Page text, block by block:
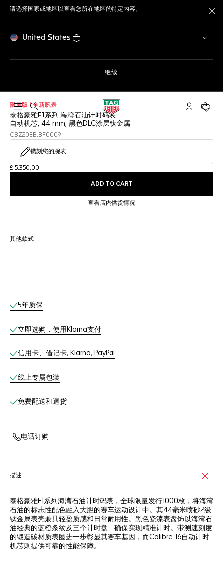
请选择国家或地区以查看您所在地区的特定内容。
United States
继续
打开搜索 My TAG您的
限量版 | 全新腕表
泰格豪雅F1系列 海湾石油计时码表
自动机芯, 44 mm, 黑色DLC涂层钛金属
CBZ208B.BF0009
镌刻您的腕表
£ 5.350,00
ADD TO CART
查看店内供货情况
其他款式
线上服务
5年质保
立即选购，使用Klarna支付
信用卡、借记卡, Klarna, PayPal
线上专属包装
免费配送和退货
电话订购
描述
泰格豪雅F1系列海湾石油计时码表，全球限量发行1000枚，将海湾
石油的标志性配色融入大胆的赛车运动设计中。其44毫米喷砂2级
钛金属表壳兼具轻盈质感和日常耐用性。黑色瓷漆表盘饰以海湾石
油经典的蓝橙条纹及三个计时盘，确保实现精准计时。带测速刻度
的锻造碳材质表圈进一步彰显其赛车基因，而Calibre 16自动计时
机芯则提供可靠的性能保障。